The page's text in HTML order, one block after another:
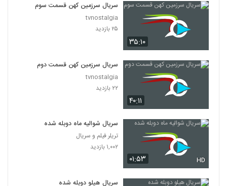
۳۵:۱۰
سریال سرزمین کهن قسمت سوم
tvnostalgia
۲۵ بازدید
۴۰:۱۱
سریال سرزمین کهن قسمت دوم
tvnostalgia
۲۲ بازدید
۰۱:۵۳ HD
سریال شوالیه ماه دوبله شده
تریلر فیلم و سریال
۱,۰۰۲ بازدید
سریال هیلو دوبله شده